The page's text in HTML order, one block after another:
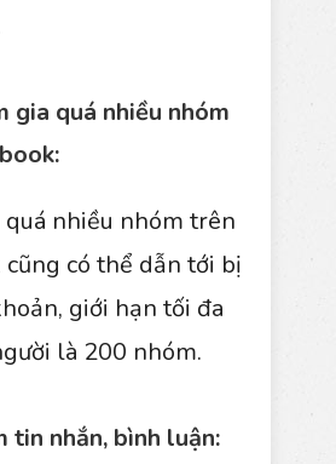
gia quá nhiều nhóm
nhiều nhóm trên
cũng có thể dẫn tới bị
giới hạn tối đa
là 200 nhóm.
tin nhắn, bình luận: